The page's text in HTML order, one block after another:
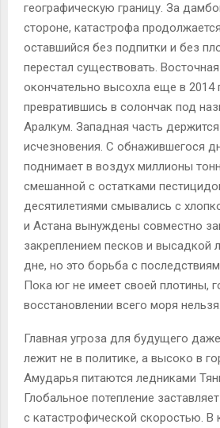
географическую границу. За
стороне, катастрофа
оставшийся без подпитки и без
перестал существовать.
окончательно высохла еще в 2014
превратившись в солончак под
Аралкум. Западная часть держится
исчезновения. С обнажившегося
поднимает в воздух миллионы
смешанной с остатками
десятилетиями смывались с
и Астана вынуждены совместно
закреплением песков и высадкой
дне, но это борьба с
Пока юг не имеет своей плотины,
восстановлении всего моря нельзя.
Главная угроза для будущего
лежит не в политике, а высоко в
Амударья питаются ледниками
Глобальное потепление
с катастрофической скоростью. В